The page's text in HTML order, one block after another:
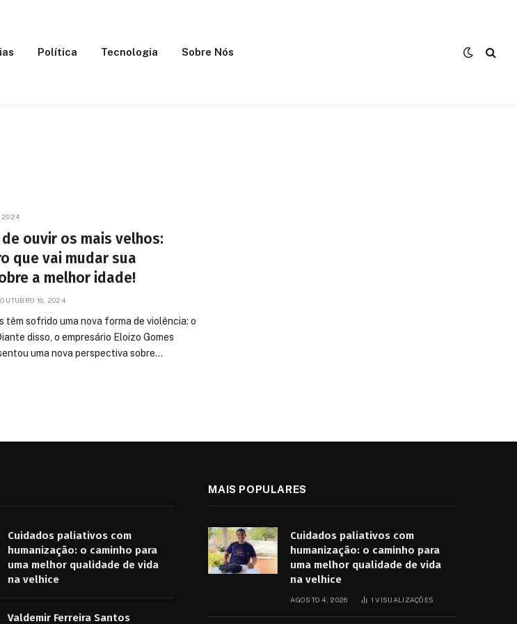
Política Tecnologia Sobre Nós
2024
ouvir os mais velhos:
que vai mudar sua
a melhor idade!
OUTUBRO 16, 2024
têm sofrido uma nova forma de violência: o
disso, o empresário Eloizo Gomes
uma nova perspectiva sobre…
Cuidados paliativos com
humanização: o caminho para
uma melhor qualidade de vida
na velhice
Valdemir Ferreira Santos
MAIS POPULARES
Cuidados paliativos com
humanização: o caminho para
uma melhor qualidade de vida
na velhice
AGOSTO 4, 2026 1VISUALIZAÇÕES